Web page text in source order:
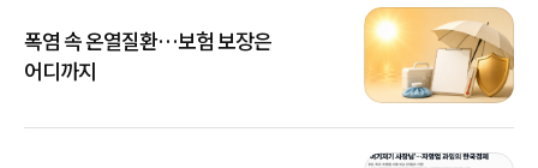
폭염 속 온열질환…보험 보장은
어디까지